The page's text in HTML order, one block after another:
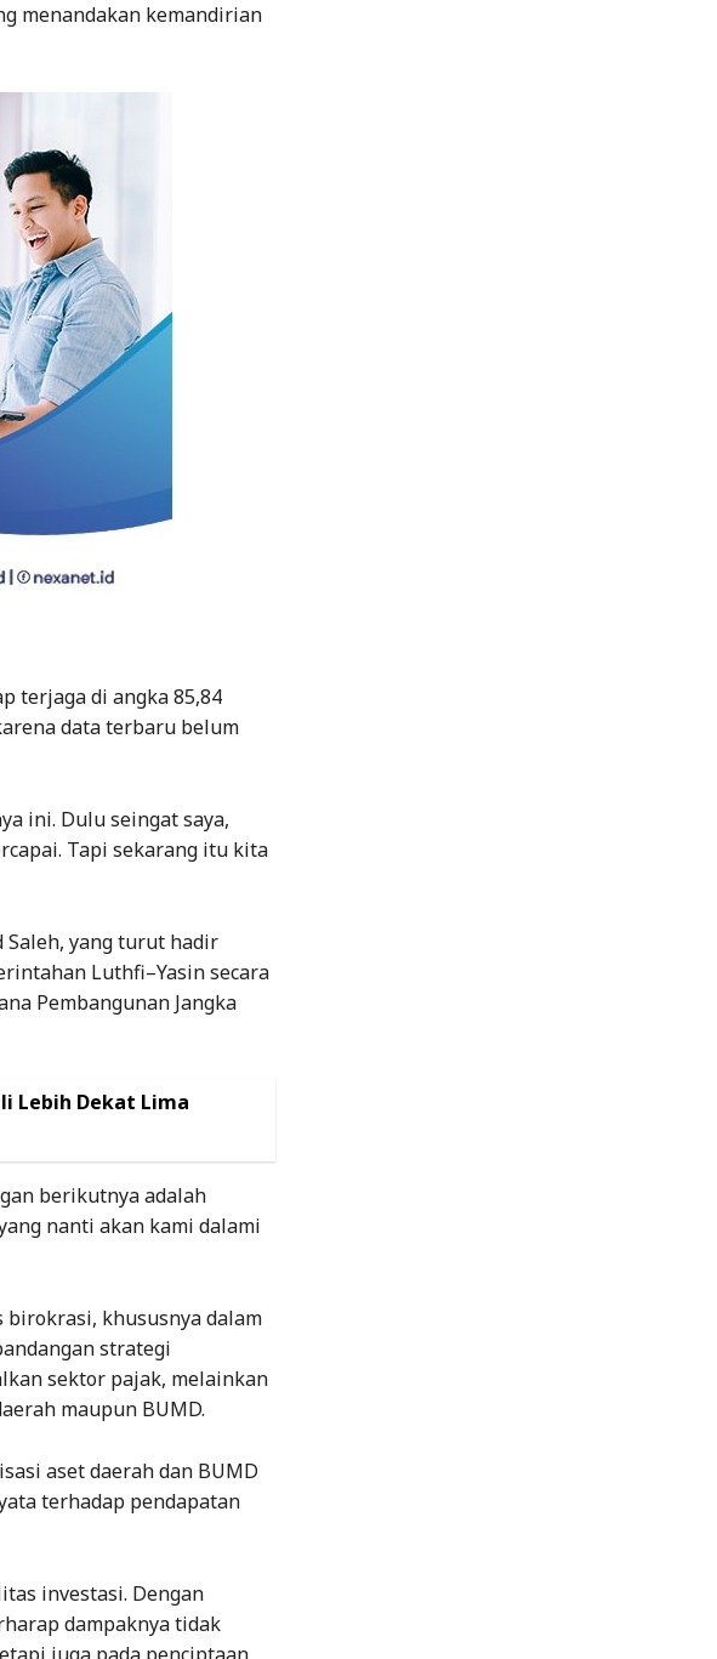
menandakan kemandirian
terjaga di angka 85,84
data terbaru belum
ini. Dulu seingat saya,
Tapi sekarang itu kita
Saleh, yang turut hadir
Luthfi–Yasin secara
Pembangunan Jangka
Lebih Dekat Lima
berikutnya adalah
nanti akan kami dalami
khususnya dalam
strategi
sektor pajak, melainkan
maupun BUMD.
aset daerah dan BUMD
terhadap pendapatan
investasi. Dengan
dampaknya tidak